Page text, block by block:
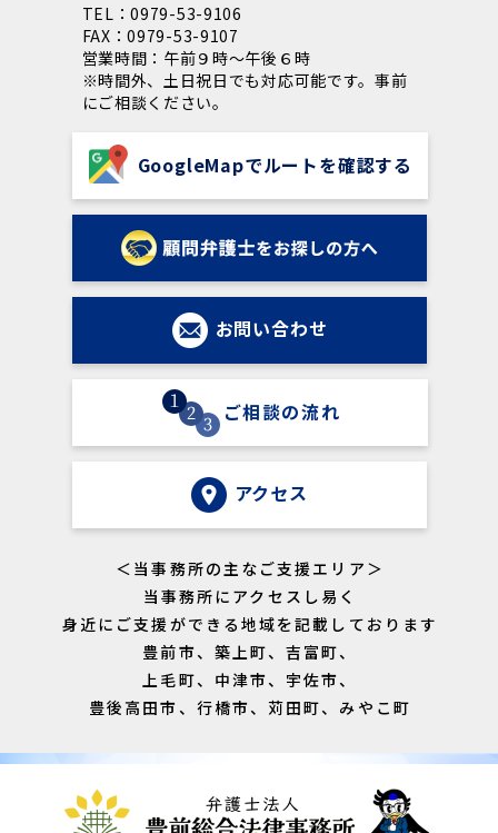
TEL：0979-53-9106
FAX：0979-53-9107
営業時間：午前９時～午後６時
※時間外、土日祝日でも対応可能です。事前
にご相談ください。
GoogleMapでルートを確認する
お問い合わせ
ご相談の流れ
アクセス
＜当事務所の主なご支援エリア＞
当事務所にアクセスし易く
身近にご支援ができる地域を記載しております
豊前市、築上町、吉富町、
上毛町、中津市、宇佐市、
豊後高田市、行橋市、苅田町、みやこ町